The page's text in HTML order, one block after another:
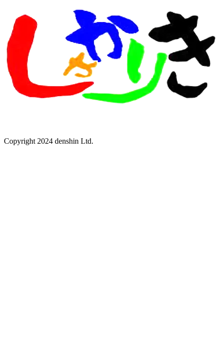
Copyright 2024 denshin Ltd.